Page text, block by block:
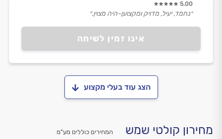
אינו זמין לשיחה
5.00
״נחמד, יעיל, מדויק ומקצוען-היה מצוין.״
הצג עוד בעלי מקצוע
מחירון קולטי שמש המחירים כוללים מע”מ